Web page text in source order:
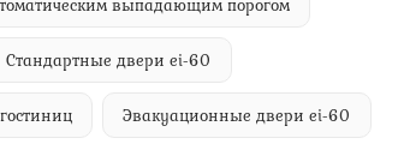
выпадающим порогом
Стандартные двери ei-60
Эвакуационные двери ei-60